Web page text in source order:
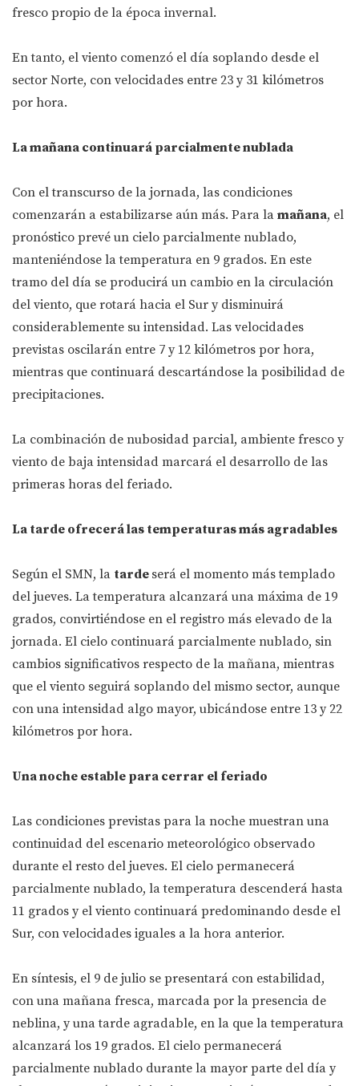
fresco propio de la época invernal.
En tanto, el viento comenzó el día soplando desde el
sector Norte, con velocidades entre 23 y 31 kilómetros
por hora.
La mañana continuará parcialmente nublada
Con el transcurso de la jornada, las condiciones
comenzarán a estabilizarse aún más. Para la mañana, el
pronóstico prevé un cielo parcialmente nublado,
manteniéndose la temperatura en 9 grados. En este
tramo del día se producirá un cambio en la circulación
del viento, que rotará hacia el Sur y disminuirá
considerablemente su intensidad. Las velocidades
previstas oscilarán entre 7 y 12 kilómetros por hora,
mientras que continuará descartándose la posibilidad de
precipitaciones.
La combinación de nubosidad parcial, ambiente fresco y
viento de baja intensidad marcará el desarrollo de las
primeras horas del feriado.
La tarde ofrecerá las temperaturas más agradables
Según el SMN, la tarde será el momento más templado
del jueves. La temperatura alcanzará una máxima de 19
grados, convirtiéndose en el registro más elevado de la
jornada. El cielo continuará parcialmente nublado, sin
cambios significativos respecto de la mañana, mientras
que el viento seguirá soplando del mismo sector, aunque
con una intensidad algo mayor, ubicándose entre 13 y 22
kilómetros por hora.
Una noche estable para cerrar el feriado
Las condiciones previstas para la noche muestran una
continuidad del escenario meteorológico observado
durante el resto del jueves. El cielo permanecerá
parcialmente nublado, la temperatura descenderá hasta
11 grados y el viento continuará predominando desde el
Sur, con velocidades iguales a la hora anterior.
En síntesis, el 9 de julio se presentará con estabilidad,
con una mañana fresca, marcada por la presencia de
neblina, y una tarde agradable, en la que la temperatura
alcanzará los 19 grados. El cielo permanecerá
parcialmente nublado durante la mayor parte del día y